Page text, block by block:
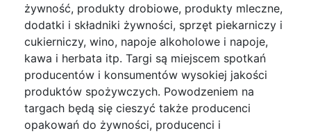
żywność, produkty drobiowe, produkty mleczne,
dodatki i składniki żywności, sprzęt piekarniczy i
cukierniczy, wino, napoje alkoholowe i napoje,
kawa i herbata itp. Targi są miejscem spotkań
producentów i konsumentów wysokiej jakości
produktów spożywczych. Powodzeniem na
targach będą się cieszyć także producenci
opakowań do żywności, producenci i